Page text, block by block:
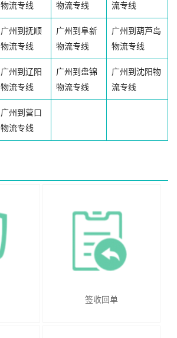
物流专线
物流专线
流专线
广州到抚顺
物流专线
广州到阜新
物流专线
广州到葫芦岛
物流专线
广州到辽阳
物流专线
广州到盘锦
物流专线
广州到沈阳物
流专线
广州到营口
物流专线
签收回单